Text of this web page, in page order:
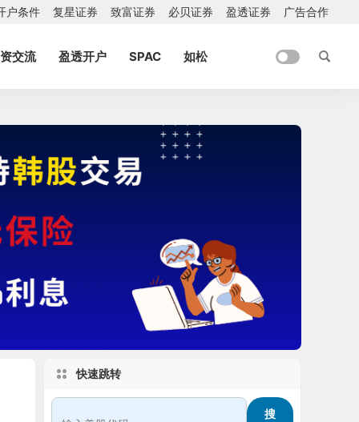
户条件 复星证券 致富证券 必贝证券 盈透证券 广告合作
交流 盈透开户 SPAC 如松
快速跳转
搜